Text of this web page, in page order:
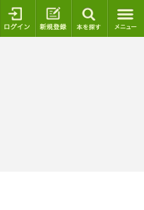
ログイン 新規登録